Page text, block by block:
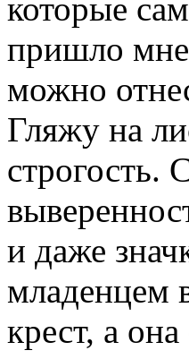
которые
пришло мне
можно
Гляжу на
строгость.
и даже
младенцем
крест, а